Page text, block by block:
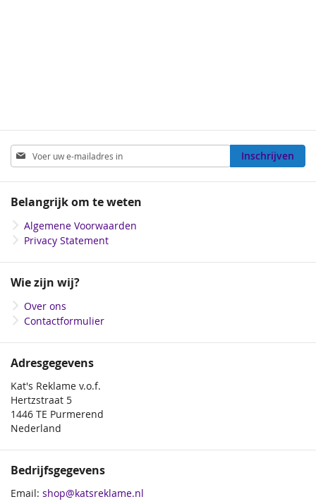
Abonneer
u
op
nieuwsbrief
Inschrijven
Belangrijk om te weten
Algemene Voorwaarden
Privacy Statement
Wie zijn wij?
Over ons
Contactformulier
Adresgegevens
Kat's Reklame v.o.f.
Hertzstraat 5
1446 TE Purmerend
Nederland
Bedrijfsgegevens
Email: shop@katsreklame.nl